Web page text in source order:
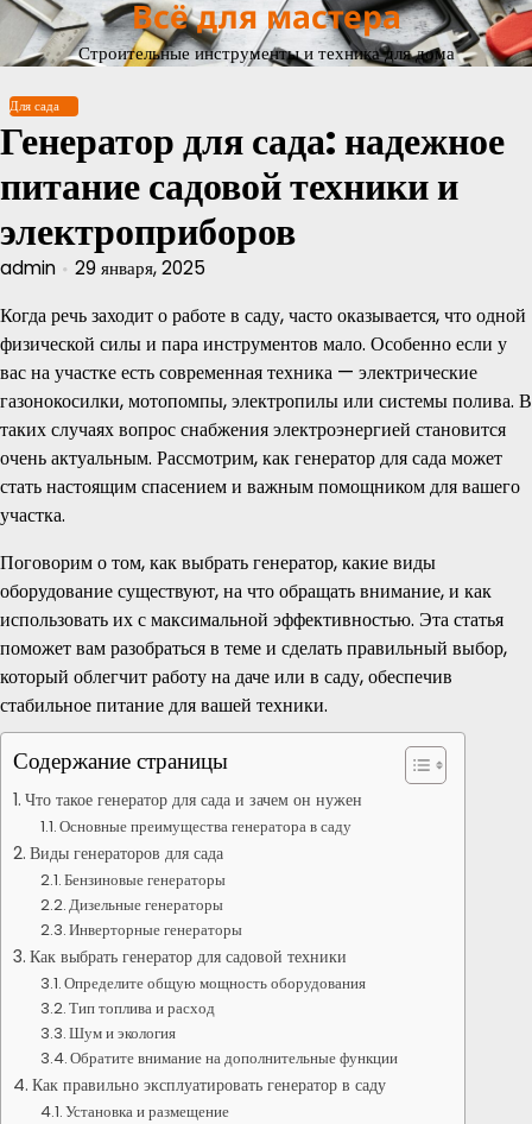
Перейти
содержимому
Всё для мастера
Строительные инструменты и техника для дома
Для сада
Генератор для сада: надежное
питание садовой техники и
электроприборов
admin 29 января, 2025
Когда речь заходит о работе в саду, часто оказывается, что одной
физической силы и пара инструментов мало. Особенно если у
вас на участке есть современная техника — электрические
газонокосилки, мотопомпы, электропилы или системы полива. В
таких случаях вопрос снабжения электроэнергией становится
очень актуальным. Рассмотрим, как генератор для сада может
стать настоящим спасением и важным помощником для вашего
участка.
Поговорим о том, как выбрать генератор, какие виды
оборудование существуют, на что обращать внимание, и как
использовать их с максимальной эффективностью. Эта статья
поможет вам разобраться в теме и сделать правильный выбор,
который облегчит работу на даче или в саду, обеспечив
стабильное питание для вашей техники.
Содержание страницы
Что такое генератор для сада и зачем он нужен
Основные преимущества генератора в саду
Виды генераторов для сада
Бензиновые генераторы
Дизельные генераторы
Инверторные генераторы
Как выбрать генератор для садовой техники
Определите общую мощность оборудования
Тип топлива и расход
Шум и экология
Обратите внимание на дополнительные функции
Как правильно эксплуатировать генератор в саду
Установка и размещение